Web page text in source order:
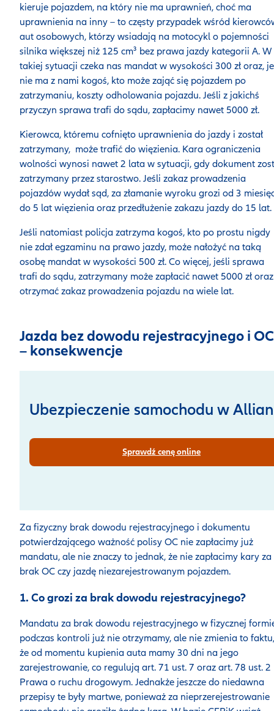
kieruje pojazdem, na który nie ma uprawnień, choć ma
uprawnienia na inny – to częsty przypadek wśród
aut osobowych, którzy wsiadają na motocykl o pojemności
silnika większej niż 125 cm³ bez prawa jazdy kategorii A. W
takiej sytuacji czeka nas mandat w wysokości 300 zł oraz,
nie ma z nami kogoś, kto może zająć się pojazdem po
zatrzymaniu, koszty odholowania pojazdu. Jeśli z jakichś
przyczyn sprawa trafi do sądu, zapłacimy nawet 5000 zł.
Kierowca, któremu cofnięto uprawnienia do jazdy i został
zatrzymany, może trafić do więzienia. Kara ograniczenia
wolności wynosi nawet 2 lata w sytuacji, gdy dokument
zatrzymany przez starostwo. Jeśli zakaz prowadzenia
pojazdów wydał sąd, za złamanie wyroku grozi od 3
do 5 lat więzienia oraz przedłużenie zakazu jazdy do 15 lat.
Jeśli natomiast policja zatrzyma kogoś, kto po prostu nigdy
nie zdał egzaminu na prawo jazdy, może nałożyć na taką
osobę mandat w wysokości 500 zł. Co więcej, jeśli sprawa
trafi do sądu, zatrzymany może zapłacić nawet 5000 zł oraz
otrzymać zakaz prowadzenia pojazdu na wiele lat.
Jazda bez dowodu rejestracyjnego i OC
– konsekwencje
Ubezpieczenie samochodu w
Sprawdź cenę online
Za fizyczny brak dowodu rejestracyjnego i dokumentu
potwierdzającego ważność polisy OC nie zapłacimy już
mandatu, ale nie znaczy to jednak, że nie zapłacimy kary za
brak OC czy jazdę niezarejestrowanym pojazdem.
1. Co grozi za brak dowodu rejestracyjnego?
Mandatu za brak dowodu rejestracyjnego w fizycznej
podczas kontroli już nie otrzymamy, ale nie zmienia to faktu,
że od momentu kupienia auta mamy 30 dni na jego
zarejestrowanie, co regulują art. 71 ust. 7 oraz art. 78 ust. 2
Prawa o ruchu drogowym. Jednakże jeszcze do niedawna
przepisy te były martwe, ponieważ za nieprzerejestrowanie